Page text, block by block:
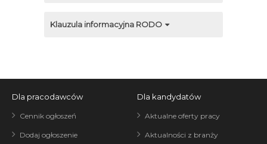
Klauzula informacyjna RODO
Dla pracodawców
Cennik ogłoszeń
Dodaj ogłoszenie
Dla kandydatów
Aktualne oferty pracy
Aktualności z branży